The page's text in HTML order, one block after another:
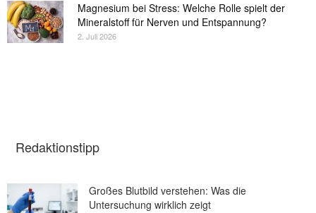
Magnesium bei Stress: Welche Rolle spielt der
Mineralstoff für Nerven und Entspannung?
2. Juli 2026
Redaktionstipp
Großes Blutbild verstehen: Was die
Untersuchung wirklich zeigt